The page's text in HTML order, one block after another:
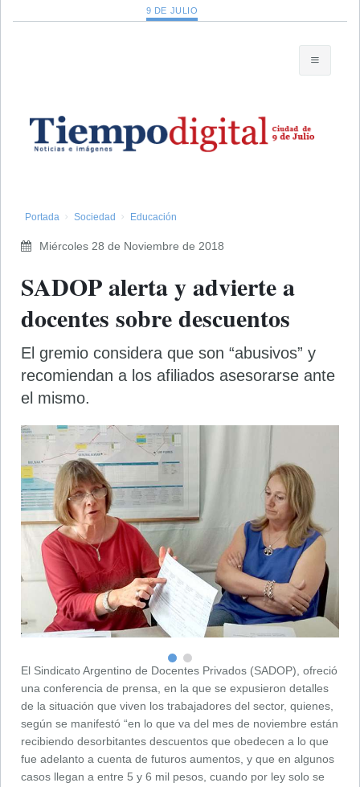
9 DE JULIO
Portada Sociedad Educación
Miércoles 28 de Noviembre de 2018
SADOP alerta y advierte a
docentes sobre descuentos
El gremio considera que son “abusivos” y
recomiendan a los afiliados asesorarse ante
el mismo.
El Sindicato Argentino de Docentes Privados (SADOP), ofreció
una conferencia de prensa, en la que se expusieron detalles
de la situación que viven los trabajadores del sector, quienes,
según se manifestó “en lo que va del mes de noviembre están
recibiendo desorbitantes descuentos que obedecen a lo que
fue adelanto a cuenta de futuros aumentos, y que en algunos
casos llegan a entre 5 y 6 mil pesos, cuando por ley solo se